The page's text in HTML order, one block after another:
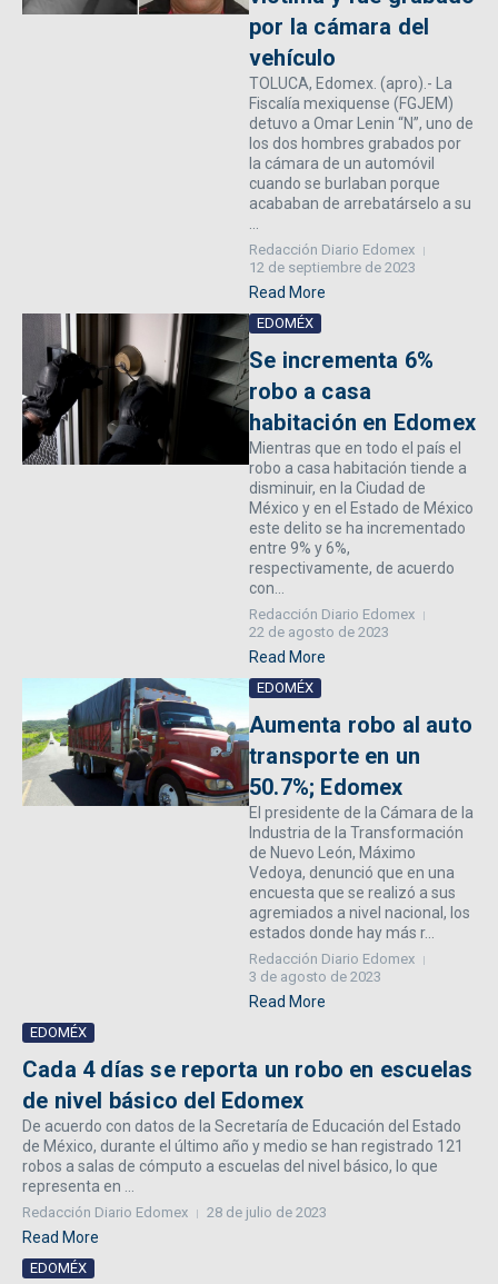
por la cámara del
vehículo
TOLUCA, Edomex. (apro).- La
Fiscalía mexiquense (FGJEM)
detuvo a Omar Lenin “N”, uno de
los dos hombres grabados por
la cámara de un automóvil
cuando se burlaban porque
acababan de arrebatárselo a su
...
Redacción Diario Edomex
12 de septiembre de 2023
Read More
EDOMÉX
Se incrementa 6%
robo a casa
habitación en Edomex
Mientras que en todo el país el
robo a casa habitación tiende a
disminuir, en la Ciudad de
México y en el Estado de México
este delito se ha incrementado
entre 9% y 6%,
respectivamente, de acuerdo
con...
Redacción Diario Edomex
22 de agosto de 2023
Read More
EDOMÉX
Aumenta robo al auto
transporte en un
50.7%; Edomex
El presidente de la Cámara de la
Industria de la Transformación
de Nuevo León, Máximo
Vedoya, denunció que en una
encuesta que se realizó a sus
agremiados a nivel nacional, los
estados donde hay más r...
Redacción Diario Edomex
3 de agosto de 2023
Read More
EDOMÉX
Cada 4 días se reporta un robo en escuelas
de nivel básico del Edomex
De acuerdo con datos de la Secretaría de Educación del Estado
de México, durante el último año y medio se han registrado 121
robos a salas de cómputo a escuelas del nivel básico, lo que
representa en ...
Redacción Diario Edomex 28 de julio de 2023
Read More
EDOMÉX